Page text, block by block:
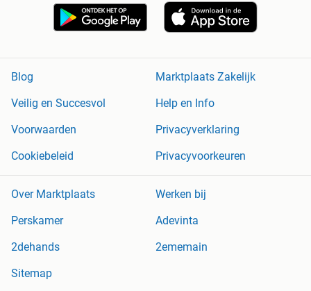
Blog
Marktplaats Zakelijk
Veilig en Succesvol
Help en Info
Voorwaarden
Privacyverklaring
Cookiebeleid
Privacyvoorkeuren
Over Marktplaats
Werken bij
Perskamer
Adevinta
2dehands
2ememain
Sitemap